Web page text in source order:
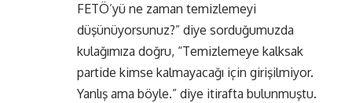
FETÖ’yü ne zaman temizlemeyi
düşünüyorsunuz?” diye sorduğumuzda
kulağımıza doğru, “Temizlemeye kalksak
partide kimse kalmayacağı için girişilmiyor.
Yanlış ama böyle.” diye itirafta bulunmuştu.